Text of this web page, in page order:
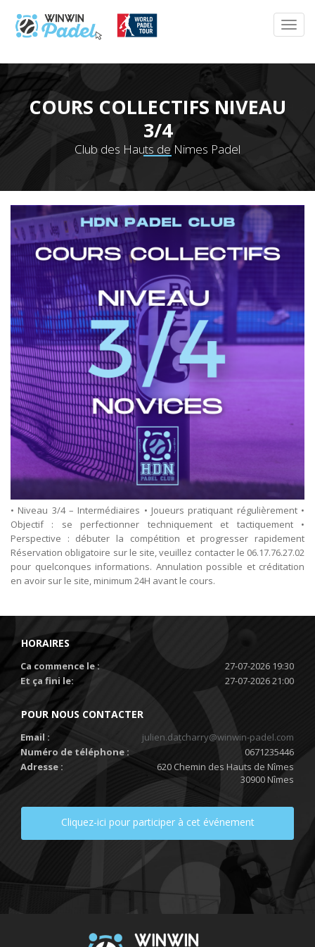
COURS COLLECTIFS NIVEAU
3/4
Club des Hauts de Nimes Padel
• Niveau 3/4 – Intermédiaires • Joueurs pratiquant régulièrement •
Objectif : se perfectionner techniquement et tactiquement •
Perspective : débuter la compétition et progresser rapidement
Réservation obligatoire sur le site, veuillez contacter le 06.17.76.27.02
pour quelconques informations. Annulation possible et créditation
en avoir sur le site, minimum 24H avant le cours.
HORAIRES
Ca commence le :
27-07-2026 19:30
Et ça fini le:
27-07-2026 21:00
POUR NOUS CONTACTER
Email :
julien.datcharry@winwin-padel.com
Numéro de téléphone :
0671235446
Adresse :
620 Chemin des Hauts de Nîmes
30900 Nîmes
Cliquez-ici pour participer à cet événement